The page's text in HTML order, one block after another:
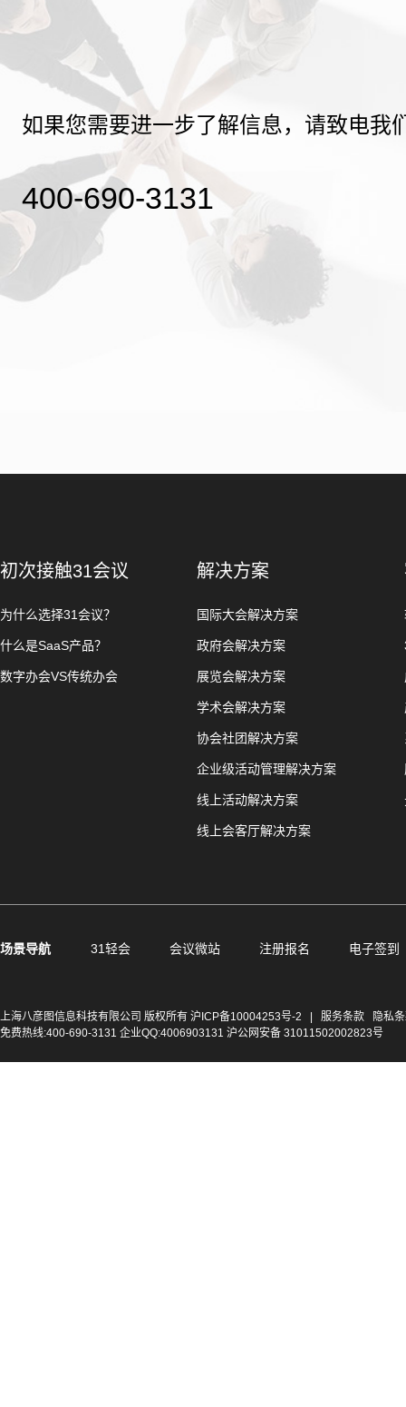
如果您需要进一步了解信息，请致电我
400-690-3131
初次接触31会议
为什么选择31会议？
什么是SaaS产品？
数字办会VS传统办会
解决方案
国际大会解决方案
政府会解决方案
展览会解决方案
学术会解决方案
协会社团解决方案
企业级活动管理解决方案
线上活动解决方案
线上会客厅解决方案
场景导航 31轻会 会议微站 注册报名 电子签到
上海八彦图信息科技有限公司 版权所有 沪ICP备10004253号-2 服务条款
隐私
免费热线:400-690-3131 企业QQ:4006903131 沪公网安备 31011502002823号